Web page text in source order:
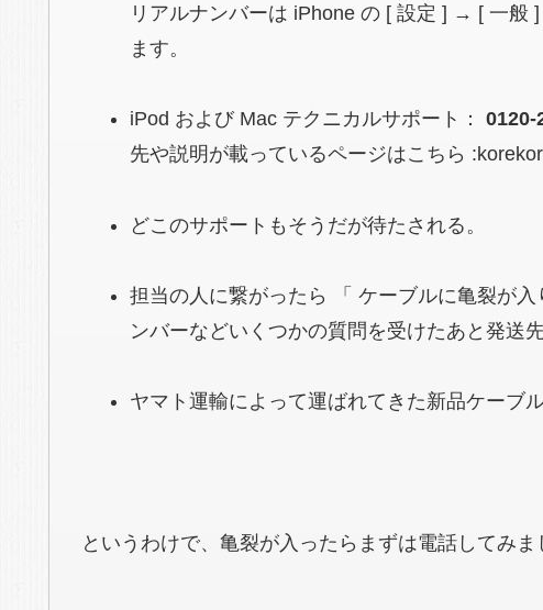
リアルナンバーは iPhone の [ 設定 ] → [ 一
ます。
iPod および Mac テクニカルサポート： 0120-
先や説明が載っているページはこちら
どこのサポートもそうだが待たされる。
担当の人に繋がったら 「 ケーブルに亀裂が
ンバーなどいくつかの質問を受けたあと発送
ヤマト運輸によって運ばれてきた新品ケーブ
というわけで、亀裂が入ったらまずは電話してみま